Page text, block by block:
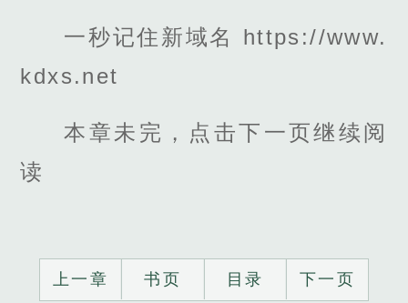
一秒记住新域名 https://www.
kdxs.net
本章未完，点击下一页继续阅
读
上一章 书页 目录 下一页